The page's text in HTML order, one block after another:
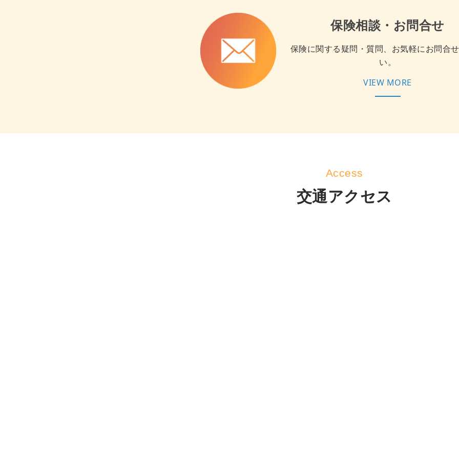
保険相談・お問合せ
保険に関する疑問・質問、お気軽にお問合
い。
VIEW MORE
Access
交通アクセス